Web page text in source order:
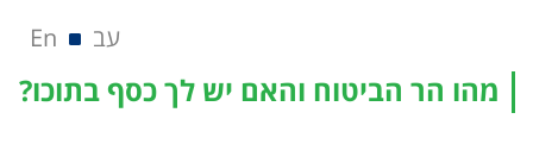
עב En
מהו הר הביטוח והאם יש לך כסף בתוכו?